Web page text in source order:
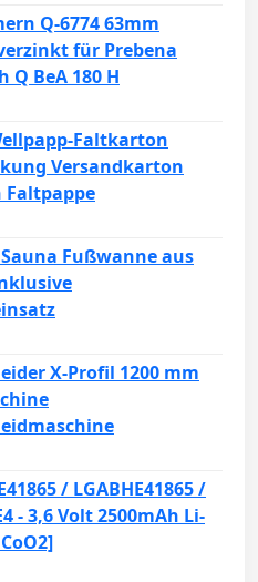
Q-6774 63mm
verzinkt für Prebena
Q BeA 180 H
Faltkarton
Versandkarton
Faltpappe
Fußwanne aus
X-Profil 1200 mm
/ LGABHE41865 /
- 3,6 Volt 2500mAh Li-